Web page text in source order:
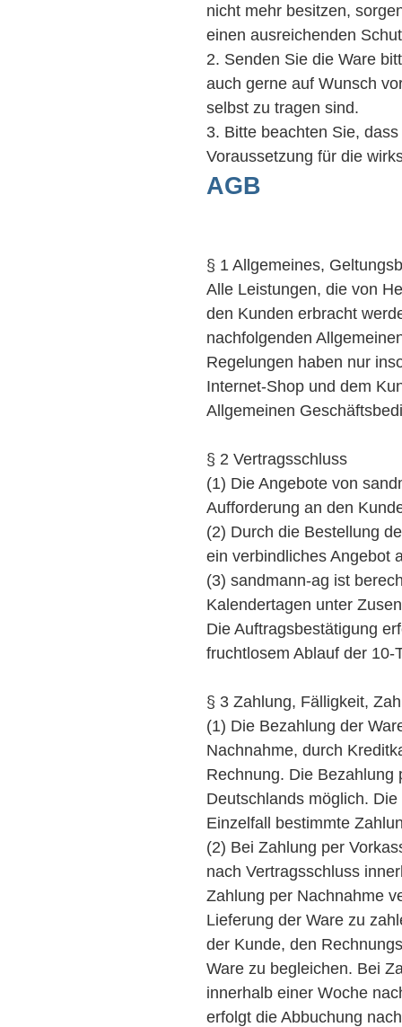
nicht mehr besitzen,
einen ausreichenden
2. Senden Sie die Ware
auch gerne auf Wunsch
selbst zu tragen sind.
3. Bitte beachten Sie,
Voraussetzung für die
AGB
§ 1 Allgemeines,
Alle Leistungen, die von
den Kunden erbracht
nachfolgenden
Regelungen haben nur
Internet-Shop und dem
Allgemeinen
§ 2 Vertragsschluss
(1) Die Angebote von
Aufforderung an den
(2) Durch die Bestellung
ein verbindliches Angebot
(3) sandmann-ag ist
Kalendertagen unter
Die Auftragsbestätigung
fruchtlosem Ablauf der 10-
§ 3 Zahlung, Fälligkeit,
(1) Die Bezahlung der
Nachnahme, durch
Rechnung. Die Bezahlung
Deutschlands möglich.
Einzelfall bestimmte
(2) Bei Zahlung per
nach Vertragsschluss
Zahlung per Nachnahme
Lieferung der Ware zu
der Kunde, den
Ware zu begleichen. Bei
innerhalb einer Woche
erfolgt die Abbuchung